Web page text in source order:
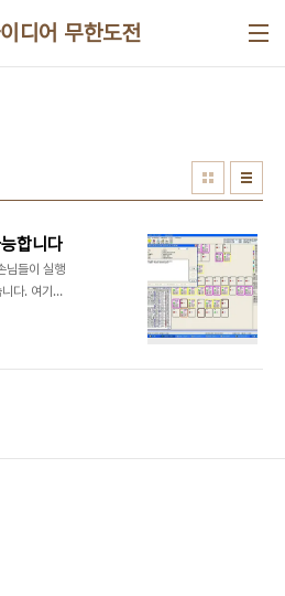
디어 무한도전
합니다
님들이 실행
다. 여기서
넷 접속 기
?